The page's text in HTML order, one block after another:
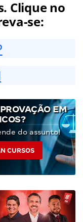
Clique no
se:
EM
do assunto!
CURSOS